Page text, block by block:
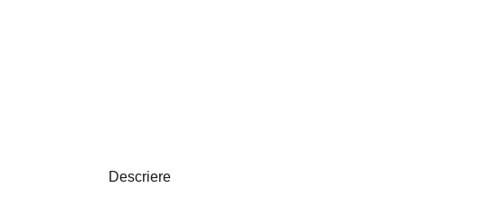
Descriere